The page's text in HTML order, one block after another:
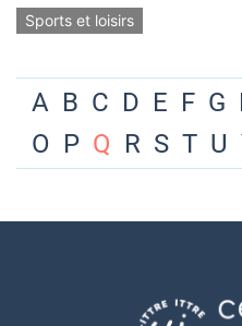
Sports et loisirs
A B C D E F G
O P Q R S T U